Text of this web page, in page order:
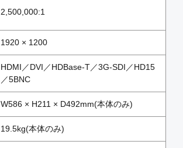
2,500,000:1
1920 × 1200
HDMI／DVI／HDBase-T／3G-SDI／HD15
／5BNC
W586 × H211 × D492mm(本体のみ)
19.5kg(本体のみ)